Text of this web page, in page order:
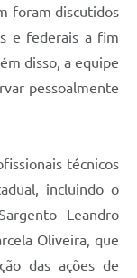
foram discutidos
e federais a fim
disso, a equipe
pessoalmente
técnicos
incluindo o
Leandro
Oliveira, que
das ações de